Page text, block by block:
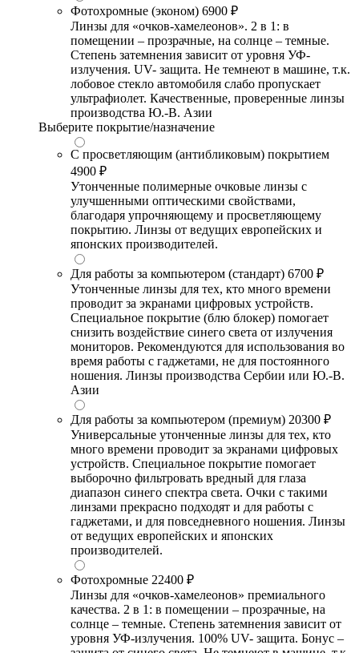
Фотохромные (эконом) 6900 ₽
Линзы для «очков-хамелеонов». 2 в 1: в
помещении – прозрачные, на солнце – темные.
Степень затемнения зависит от уровня УФ-
излучения. UV- защита. Не темнеют в машине, т.к.
лобовое стекло автомобиля слабо пропускает
ультрафиолет. Качественные, проверенные линзы
производства Ю.-В. Азии
Выберите покрытие/назначение
С просветляющим (антибликовым) покрытием
4900 ₽
Утонченные полимерные очковые линзы с
улучшенными оптическими свойствами,
благодаря упрочняющему и просветляющему
покрытию. Линзы от ведущих европейских и
японских производителей.
Для работы за компьютером (стандарт) 6700 ₽
Утонченные линзы для тех, кто много времени
проводит за экранами цифровых устройств.
Специальное покрытие (блю блокер) помогает
снизить воздействие синего света от излучения
мониторов. Рекомендуются для использования во
время работы с гаджетами, не для постоянного
ношения. Линзы производства Сербии или Ю.-В.
Азии
Для работы за компьютером (премиум) 20300 ₽
Универсальные утонченные линзы для тех, кто
много времени проводит за экранами цифровых
устройств. Специальное покрытие помогает
выборочно фильтровать вредный для глаза
диапазон синего спектра света. Очки с такими
линзами прекрасно подходят и для работы с
гаджетами, и для повседневного ношения. Линзы
от ведущих европейских и японских
производителей.
Фотохромные 22400 ₽
Линзы для «очков-хамелеонов» премиального
качества. 2 в 1: в помещении – прозрачные, на
солнце – темные. Степень затемнения зависит от
уровня УФ-излучения. 100% UV- защита. Бонус –